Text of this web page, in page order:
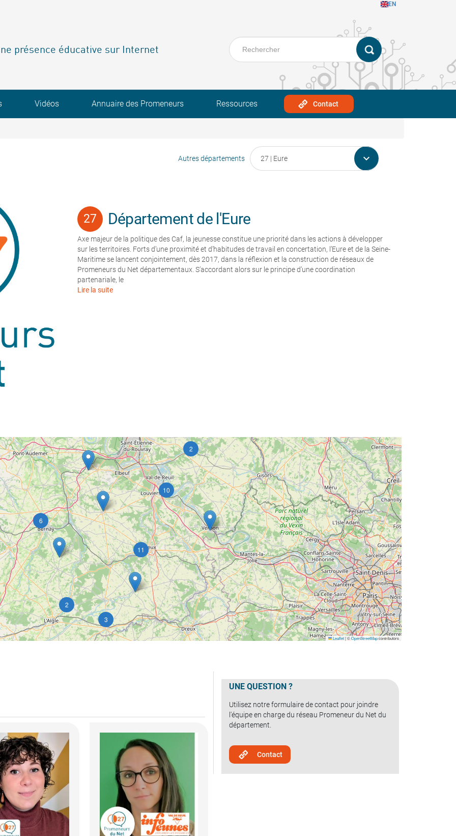
EN
présence éducative sur Internet
Vidéos Annuaire des Promeneurs Ressources Contact
Autres départements 
Département de l'Eure
Axe majeur de la politique des Caf, la jeunesse constitue une priorité dans les actions à développer
sur les territoires. Forts d’une proximité et d’habitudes de travail en concertation, l’Eure et de la Seine-
Maritime se lancent conjointement, dès 2017, dans la réflexion et la construction de réseaux de
Promeneurs du Net départementaux. S’accordant alors sur le principe d’une coordination
partenariale, le
Lire la suite
2
3
6
2
11
10
Leaflet|©OpenStreetMapcontributors
UNE QUESTION ?
Utilisez notre formulaire de contact pour joindre
l'équipe en charge du réseau Promeneur du Net du
département.
Contact